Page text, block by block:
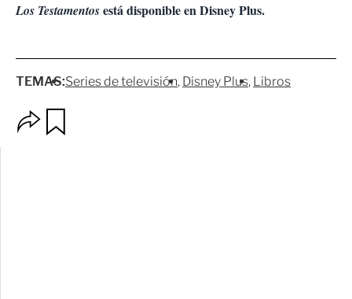
Los Testamentosestá disponible en Disney Plus.
TEMAS:Series de televisión Disney Plus Libros